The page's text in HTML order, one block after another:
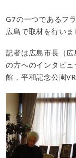
G7の一つであるフ
広島で取材を行いま
記者は広島市長（
の方へのインタビ
館，平和記念公園